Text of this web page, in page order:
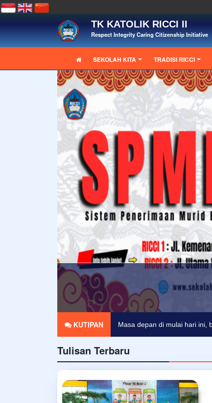
TK KATOLIK RICCI II
Respect Integrity Caring Citizenship Initiative
SEKOLAH KITA TRADISI RICCI
KUTIPAN
Tulisan Terbaru